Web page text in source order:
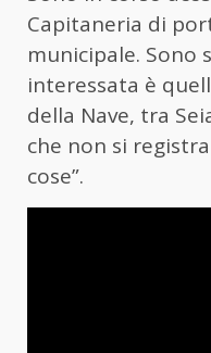
Capitaneria di
municipale. Sono
interessata è
della Nave, tra
che non si
cose”.